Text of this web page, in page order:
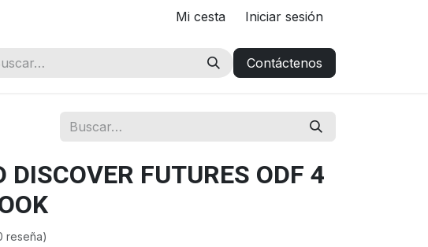
Mi cesta Iniciar sesión
Contáctenos
DISCOVER FUTURES ODF 4
reseña)